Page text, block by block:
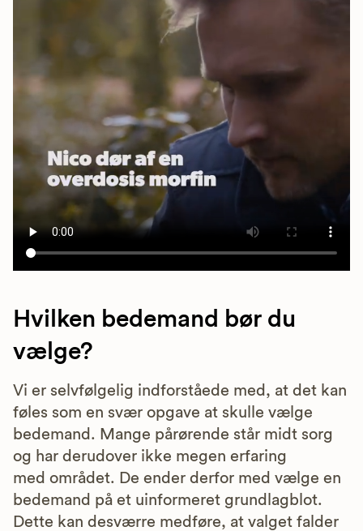
Hvilken bedemand bør du
vælge?
Vi er selvfølgelig indforståede med, at det kan
føles som en svær opgave at skulle vælge
bedemand. Mange pårørende står midt sorg
og har derudover ikke megen erfaring
med området. De ender derfor med vælge en
bedemand på et uinformeret grundlagblot.
Dette kan desværre medføre, at valget falder